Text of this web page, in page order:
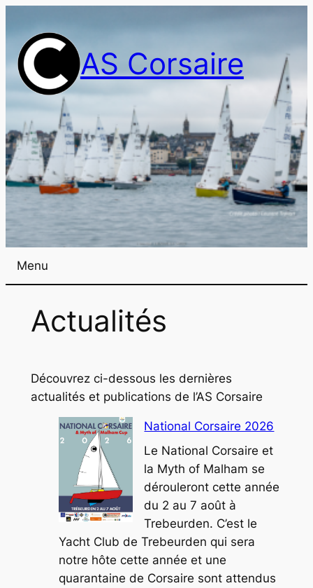
AS Corsaire
Menu
Actualités
Découvrez ci-dessous les dernières
actualités et publications de l’AS Corsaire
National Corsaire 2026
Le National Corsaire et
la Myth of Malham se
dérouleront cette année
du 2 au 7 août à
Trebeurden. C’est le
Yacht Club de Trebeurden qui sera
notre hôte cette année et une
quarantaine de Corsaire sont attendus